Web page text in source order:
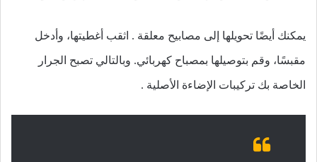
يمكنك أيضًا تحويلها إلى مصابيح معلقة . اثقب أغطيتها، وأدخل
مقبسًا، وقم بتوصيلها بمصباح كهربائي. وبالتالي تصبح الجرار
الخاصة بك تركيبات الإضاءة الأصلية .